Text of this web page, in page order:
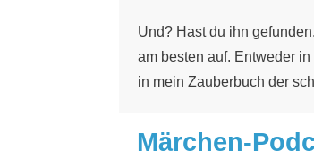
Und? Hast du ihn
am besten auf. Entweder
in mein Zauberbuch der
Märchen-